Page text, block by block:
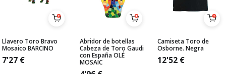
Llavero Toro Bravo
Mosaico BARCINO
7'27 €
Abridor de botellas
Cabeza de Toro Gaudi
con España OLÉ
MOSAIC
Camiseta Toro de
Osborne. Negra
12'52 €